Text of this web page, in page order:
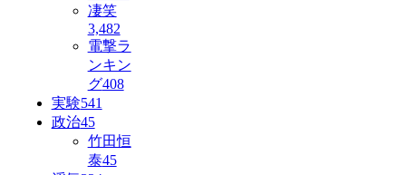
凄笑
3,482
電撃ラ
ンキン
グ408
実験541
政治45
竹田恒
泰45